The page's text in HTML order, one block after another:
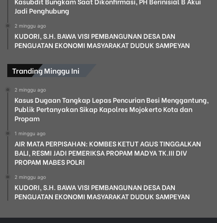
Jadi Penghubung
2 minggu ago
KUDORI, S.H. BAWA VISI PEMBANGUNAN DESA DAN
PENGUATAN EKONOMI MASYARAKAT DUDUK SAMPEYAN
Tranding Minggu Ini
2 minggu ago
Kasus Dugaan Tangkap Lepas Pencurian Besi Menggantung,
Publik Pertanyakan Sikap Kapolres Mojokerto Kota dan
Propam
1 minggu ago
AIR MATA PERPISAHAN: KOMBES KETUT AGUS TINGGALKAN
BALI, RESMI JADI PEMERIKSA PROPAM MADYA TK.III DIV
PROPAM MABES POLRI
2 minggu ago
KUDORI, S.H. BAWA VISI PEMBANGUNAN DESA DAN
PENGUATAN EKONOMI MASYARAKAT DUDUK SAMPEYAN